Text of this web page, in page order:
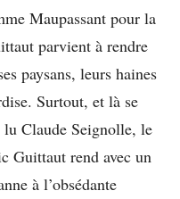
Maupassant pour la
parvient à rendre
paysans, leurs haines
Surtout, et là se
lu Claude Seignolle, le
Guittaut rend avec un
à l’obsédante